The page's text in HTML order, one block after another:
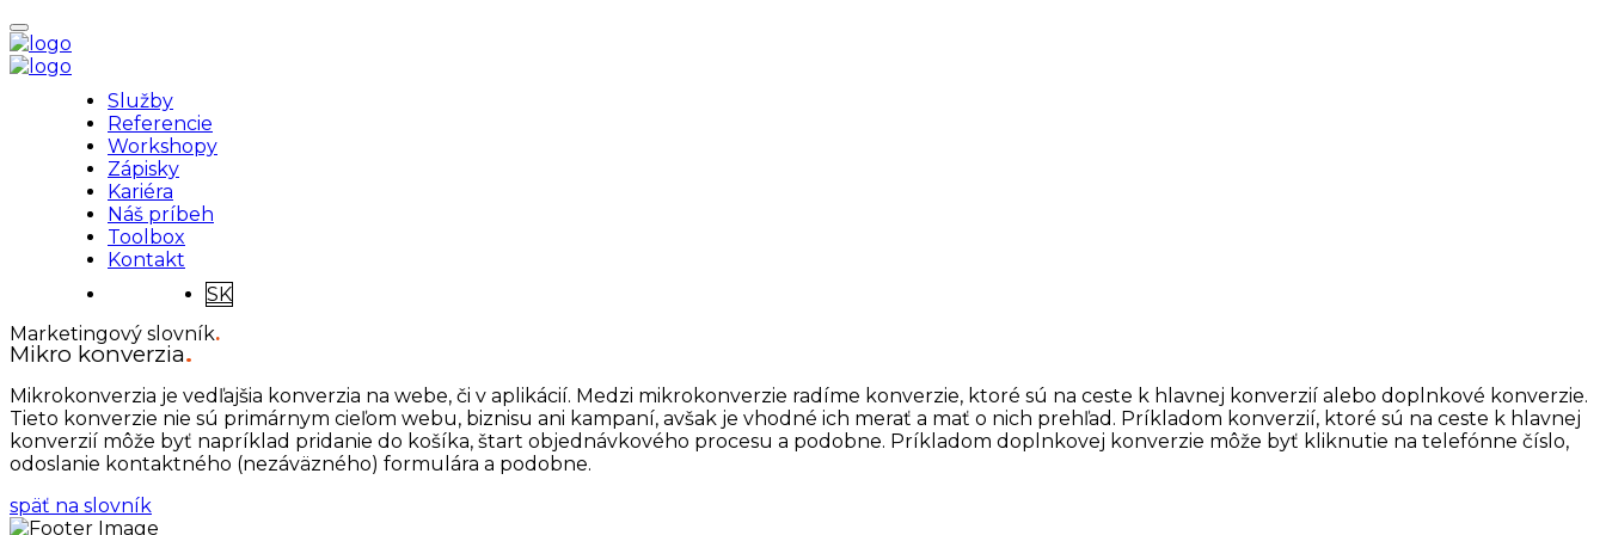
Služby
Referencie
Workshopy
Zápisky
Kariéra
Náš príbeh
Toolbox
Kontakt
SK
Marketingový slovník.
Mikro konverzia.
Mikrokonverzia je vedľajšia konverzia na webe, či v aplikácií. Medzi mikrokonverzie radíme konverzie, ktoré sú na ceste k hlavnej konverzií alebo doplnkové konverzie.
Tieto konverzie nie sú primárnym cieľom webu, biznisu ani kampaní, avšak je vhodné ich merať a mať o nich prehľad. Príkladom konverzií, ktoré sú na ceste k hlavnej
konverzií môže byť napríklad pridanie do košíka, štart objednávkového procesu a podobne. Príkladom doplnkovej konverzie môže byť kliknutie na telefónne číslo,
odoslanie kontaktného (nezáväzného) formulára a podobne.
späť na slovník